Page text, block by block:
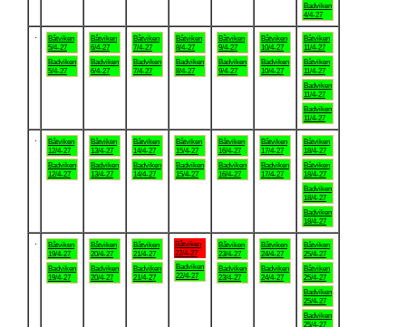
Badviken
4/4-27
Båtviken
5/4-27
Badviken
5/4-27
Båtviken
6/4-27
Badviken
6/4-27
Båtviken
7/4-27
Badviken
7/4-27
Båtviken
8/4-27
Badviken
8/4-27
Båtviken
9/4-27
Badviken
9/4-27
Båtviken
10/4-27
Badviken
10/4-27
Båtviken
11/4-27
Båtviken
11/4-27
Badviken
11/4-27
Badviken
11/4-27
Båtviken
12/4-27
Badviken
12/4-27
Båtviken
13/4-27
Badviken
13/4-27
Båtviken
14/4-27
Badviken
14/4-27
Båtviken
15/4-27
Badviken
15/4-27
Båtviken
16/4-27
Badviken
16/4-27
Båtviken
17/4-27
Badviken
17/4-27
Båtviken
18/4-27
Båtviken
18/4-27
Badviken
18/4-27
Badviken
18/4-27
Båtviken
19/4-27
Badviken
19/4-27
Båtviken
20/4-27
Badviken
20/4-27
Båtviken
21/4-27
Badviken
21/4-27
Båtviken
22/4-27
Badviken
22/4-27
Båtviken
23/4-27
Badviken
23/4-27
Båtviken
24/4-27
Badviken
24/4-27
Båtviken
25/4-27
Båtviken
25/4-27
Badviken
25/4-27
Badviken
25/4-27